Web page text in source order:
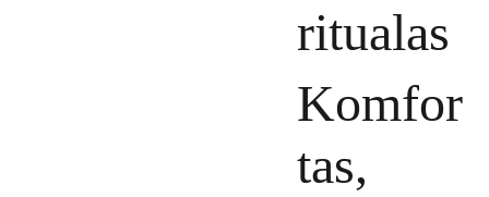
ritualas
Komfor
tas,